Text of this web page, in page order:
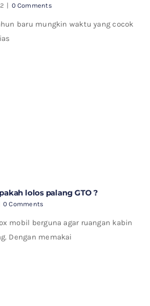
| 0 Comments
baru mungkin waktu yang cocok
lolos palang GTO ?
0 Comments
mobil berguna agar ruangan kabin
Dengan memakai